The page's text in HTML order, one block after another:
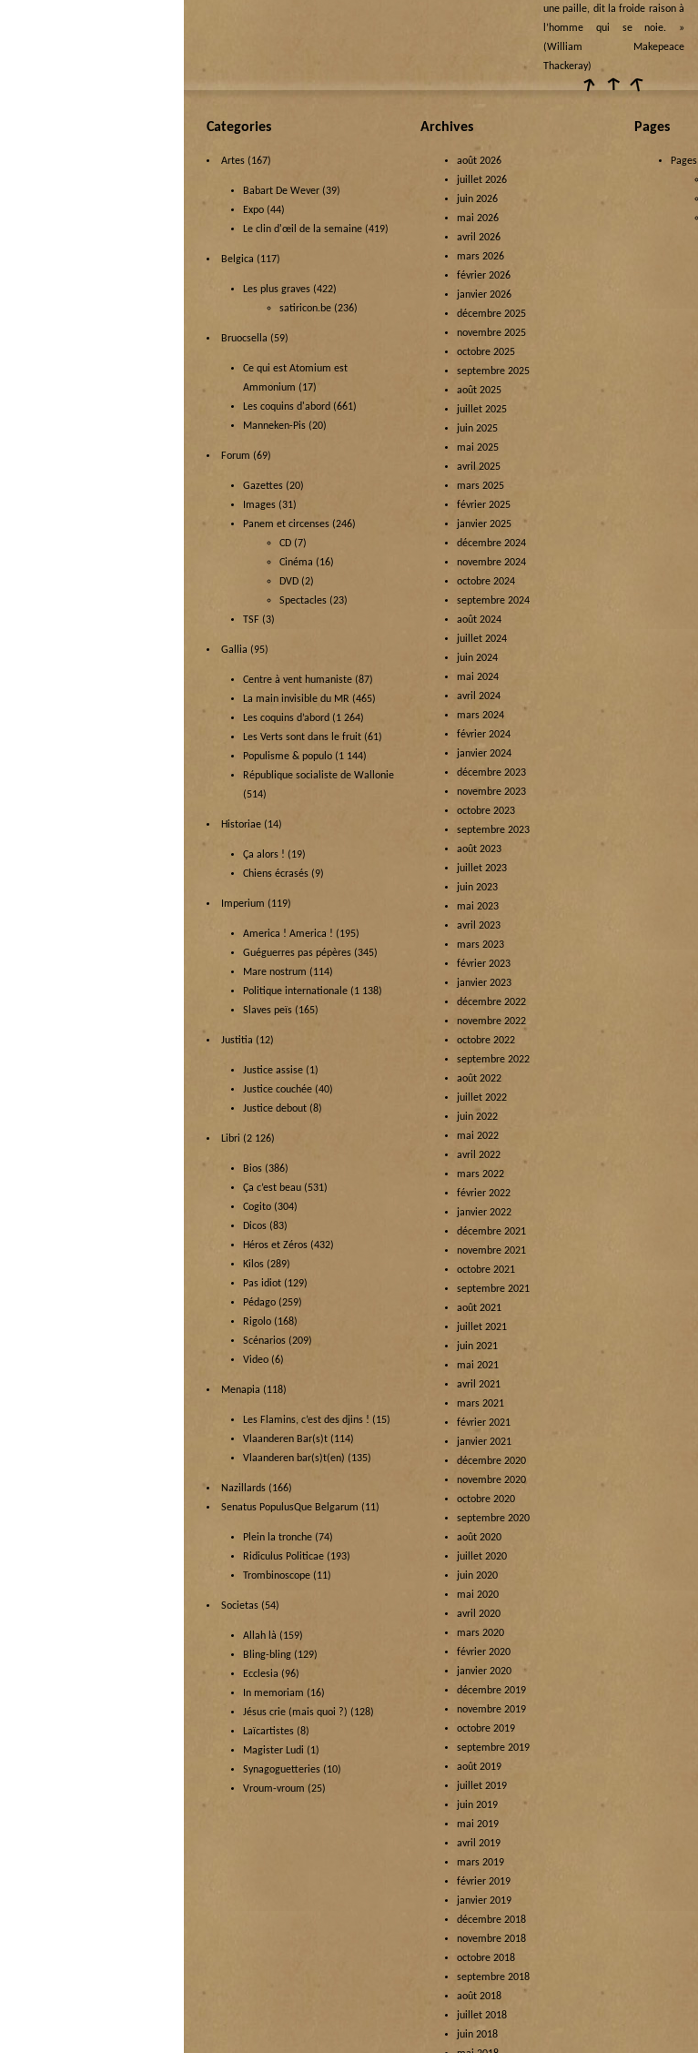
une paille, dit la froide raison à
l’homme qui se noie. »
(William Makepeace
Thackeray)
Categories
Artes (167)
Babart De Wever (39)
Expo (44)
Le clin d'œil de la semaine (419)
Belgica (117)
Les plus graves (422)
satiricon.be (236)
Bruocsella (59)
Ce qui est Atomium est
Ammonium (17)
Les coquins d'abord (661)
Manneken-Pis (20)
Forum (69)
Gazettes (20)
Images (31)
Panem et circenses (246)
CD (7)
Cinéma (16)
DVD (2)
Spectacles (23)
TSF (3)
Gallia (95)
Centre à vent humaniste (87)
La main invisible du MR (465)
Les coquins d’abord (1 264)
Les Verts sont dans le fruit (61)
Populisme & populo (1 144)
République socialiste de Wallonie
(514)
Historiae (14)
Ça alors ! (19)
Chiens écrasés (9)
Imperium (119)
America ! America ! (195)
Guéguerres pas pépères (345)
Mare nostrum (114)
Politique internationale (1 138)
Slaves peïs (165)
Justitia (12)
Justice assise (1)
Justice couchée (40)
Justice debout (8)
Libri (2 126)
Bios (386)
Ça c’est beau (531)
Cogito (304)
Dicos (83)
Héros et Zéros (432)
Kilos (289)
Pas idiot (129)
Pédago (259)
Rigolo (168)
Scénarios (209)
Video (6)
Menapia (118)
Les Flamins, c’est des djins ! (15)
Vlaanderen Bar(s)t (114)
Vlaanderen bar(s)t(en) (135)
Nazillards (166)
Senatus PopulusQue Belgarum (11)
Plein la tronche (74)
Ridiculus Politicae (193)
Trombinoscope (11)
Societas (54)
Allah là (159)
Bling-bling (129)
Ecclesia (96)
In memoriam (16)
Jésus crie (mais quoi ?) (128)
Laïcartistes (8)
Magister Ludi (1)
Synagoguetteries (10)
Vroum-vroum (25)
Archives
août 2026
juillet 2026
juin 2026
mai 2026
avril 2026
mars 2026
février 2026
janvier 2026
décembre 2025
novembre 2025
octobre 2025
septembre 2025
août 2025
juillet 2025
juin 2025
mai 2025
avril 2025
mars 2025
février 2025
janvier 2025
décembre 2024
novembre 2024
octobre 2024
septembre 2024
août 2024
juillet 2024
juin 2024
mai 2024
avril 2024
mars 2024
février 2024
janvier 2024
décembre 2023
novembre 2023
octobre 2023
septembre 2023
août 2023
juillet 2023
juin 2023
mai 2023
avril 2023
mars 2023
février 2023
janvier 2023
décembre 2022
novembre 2022
octobre 2022
septembre 2022
août 2022
juillet 2022
juin 2022
mai 2022
avril 2022
mars 2022
février 2022
janvier 2022
décembre 2021
novembre 2021
octobre 2021
septembre 2021
août 2021
juillet 2021
juin 2021
mai 2021
avril 2021
mars 2021
février 2021
janvier 2021
décembre 2020
novembre 2020
octobre 2020
septembre 2020
août 2020
juillet 2020
juin 2020
mai 2020
avril 2020
mars 2020
février 2020
janvier 2020
décembre 2019
novembre 2019
octobre 2019
septembre 2019
août 2019
juillet 2019
juin 2019
mai 2019
avril 2019
mars 2019
février 2019
janvier 2019
décembre 2018
novembre 2018
octobre 2018
septembre 2018
août 2018
juillet 2018
juin 2018
Pages
Pages